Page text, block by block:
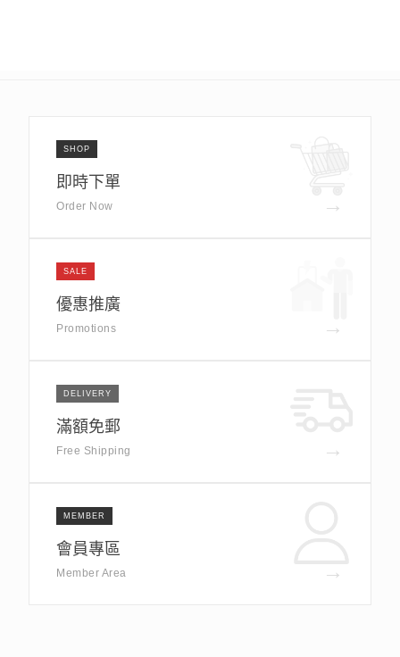
SHOP
即時下單
Order Now →
SALE
優惠推廣
Promotions →
DELIVERY
滿額免郵
Free Shipping →
MEMBER
會員專區
Member Area →